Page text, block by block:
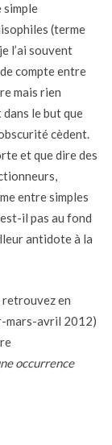
simple
(terme
l’ai souvent
compte entre
mais rien
dans le but que
cèdent.
et que dire des
entre simples
il pas au fond
antidote à la
retrouvez en
mars-avril 2012)
occurrence